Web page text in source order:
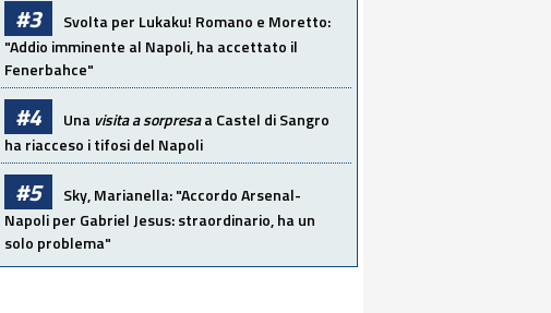
#3
Svolta per Lukaku! Romano e Moretto:
"Addio imminente al Napoli, ha accettato il
Fenerbahce"
#4 Una visita a sorpresaa Castel di Sangro
ha riacceso i tifosi del Napoli
#5
Sky, Marianella: "Accordo Arsenal-
Napoli per Gabriel Jesus: straordinario, ha un
solo problema"